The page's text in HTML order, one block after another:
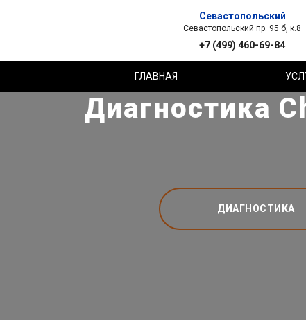
Севастопольский
Севастопольский пр. 95 б, к.8
+7 (499) 460-69-84
ГЛАВНАЯ
Диагностика
ДИАГНОСТИКА